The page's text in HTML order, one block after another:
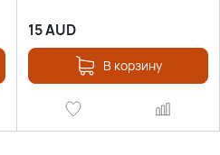
15AUD
В корзину